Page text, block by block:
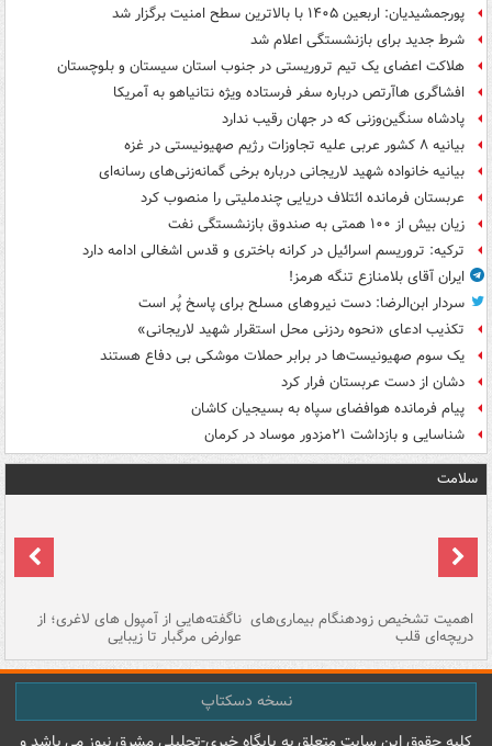
پورجمشیدیان: اربعین ۱۴۰۵ با بالاترین سطح امنیت برگزار شد
شرط جدید برای بازنشستگی اعلام شد
هلاکت اعضای یک تیم تروریستی در جنوب استان سیستان و بلوچستان
افشاگری هاآرتص درباره سفر فرستاده ویژه نتانیاهو به آمریکا
پادشاه سنگین‌وزنی که در جهان رقیب ندارد
بیانیه ۸ کشور عربی علیه تجاوزات رژیم صهیونیستی در غزه
بیانیه خانواده شهید لاریجانی درباره برخی گمانه‌زنی‌های رسانه‌ای
عربستان فرمانده ائتلاف دریایی چندملیتی را منصوب کرد
زیان بیش از ۱۰۰ همتی به صندوق‌ بازنشستگی نفت
ترکیه: تروریسم اسرائیل در کرانه باختری و قدس اشغالی ادامه دارد
ایران آقای بلامنازع تنگه هرمز!
سردار ابن‌الرضا: دست نیروهای مسلح برای پاسخ پُر است
تکذیب ادعای «نحوه ردزنی محل استقرار شهید لاریجانی»
یک‌ سوم صهیونیست‌ها در برابر حملات موشکی بی دفاع هستند
دشان از دست عربستان فرار کرد
پیام فرمانده هوافضای سپاه به بسیجیان کاشان
شناسایی و بازداشت ۲۱مزدور موساد در کرمان
سلامت
اهمیت تشخیص زودهنگام بیماری‌های
دریچه‌ای قلب
ناگفته‌هایی از آمپول های لاغری؛ از
عوارض مرگبار تا زیبایی
نسخه دسکتاپ